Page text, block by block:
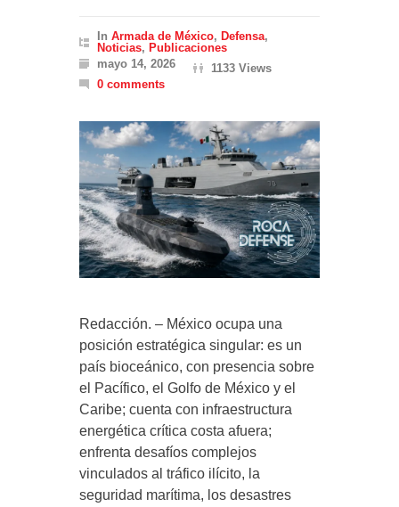
In Armada de México, Defensa,
Noticias, Publicaciones
mayo 14, 2026
1133 Views
0 comments
Redacción. – México ocupa una
posición estratégica singular: es un
país bioceánico, con presencia sobre
el Pacífico, el Golfo de México y el
Caribe; cuenta con infraestructura
energética crítica costa afuera;
enfrenta desafíos complejos
vinculados al tráfico ilícito, la
seguridad marítima, los desastres